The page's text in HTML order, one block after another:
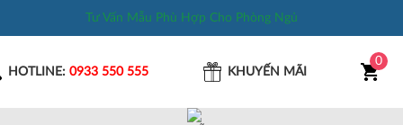
Tư Vấn Mẫu Phù Hợp Cho Phòng Ngủ
HOTLINE:0933 550 555 KHUYẾN MÃI
0